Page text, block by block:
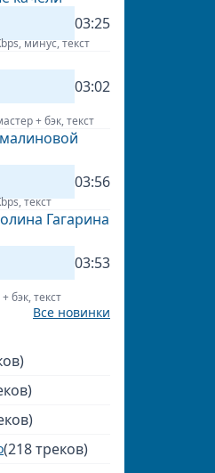
03:25
минус, текст
03:02
+ бэк, текст
03:56
текст
Гагарина
03:53
бэк, текст
Все новинки
(218 треков)